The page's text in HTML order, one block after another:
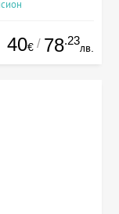
40€ / 78.23
лв.